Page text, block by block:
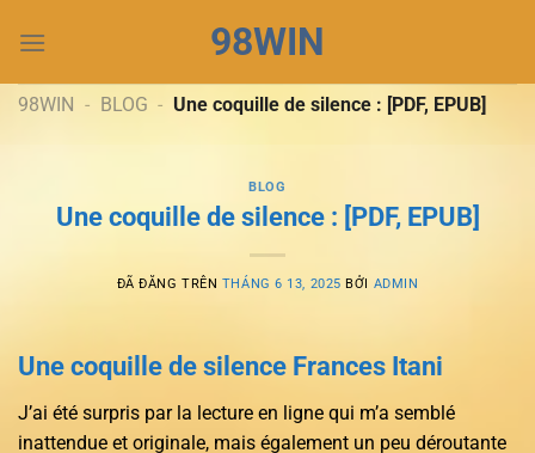
đến
dung
98WIN
98WIN - BLOG - Une coquille de silence : [PDF, EPUB]
BLOG
Une coquille de silence : [PDF, EPUB]
ĐÃ ĐĂNG TRÊN THÁNG 6 13, 2025 BỞI ADMIN
Une coquille de silence Frances Itani
J’ai été surpris par la lecture en ligne qui m’a semblé
inattendue et originale, mais également un peu déroutante